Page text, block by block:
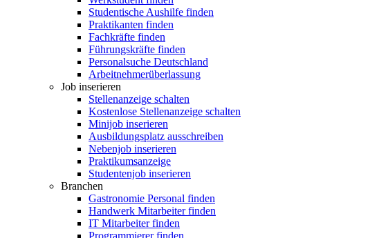
Studentische Aushilfe finden
Praktikanten finden
Fachkräfte finden
Führungskräfte finden
Personalsuche Deutschland
Arbeitnehmerüberlassung
Job inserieren
Stellenanzeige schalten
Kostenlose Stellenanzeige schalten
Minijob inserieren
Ausbildungsplatz ausschreiben
Nebenjob inserieren
Praktikumsanzeige
Studentenjob inserieren
Branchen
Gastronomie Personal finden
Handwerk Mitarbeiter finden
IT Mitarbeiter finden
Programmierer finden